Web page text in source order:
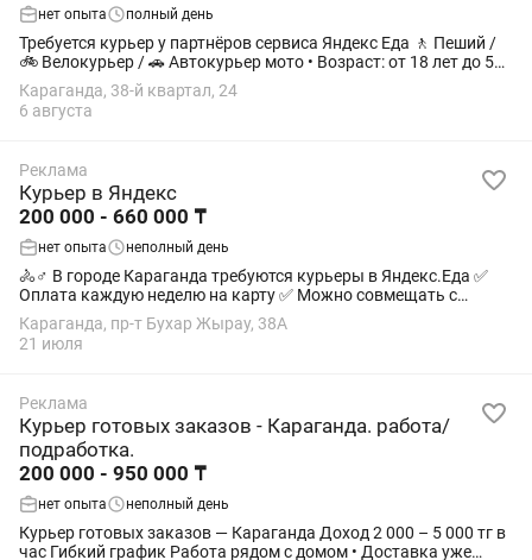
нет опыта полный день
Требуется курьер у партнёров сервиса Яндекс Еда 🚶 Пеший /
🚲 Велокурьер / 🚗 Автокурьер мото • Возраст: от 18 лет до 54
пеший от 18 до 64 Авто • выбирайте сами где и как делать
доставки •...
Караганда, 38-й квартал, 24
6 августа
Реклама
Курьер в Яндекс
200 000 - 660 000 ₸
нет опыта неполный день
🚴♂️ В городе Караганда требуются курьеры в Яндекс.Еда ✅
Оплата каждую неделю на карту ✅ Можно совмещать с
учёбой или основной работой ✅ Гибкий график — выходи на
смену, когда удобно 💰 Средний...
Караганда, пр-т Бухар Жырау, 38А
21 июля
Реклама
Курьер готовых заказов - Караганда. работа/
подработка.
200 000 - 950 000 ₸
нет опыта неполный день
Курьер готовых заказов — Караганда Доход 2 000 – 5 000 тг в
час Гибкий график Работа рядом с домом • Доставка уже